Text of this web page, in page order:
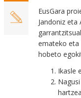
EusGara
Jandoniz eta
emateko eta
hobeto
Ikasle